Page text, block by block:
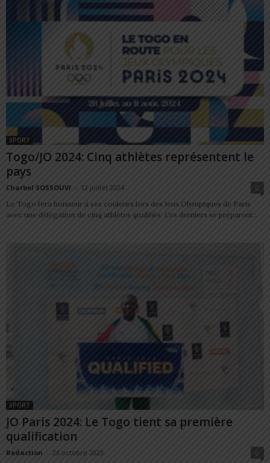
SPORT
Togo/JO 2024: Cinq athlètes représentent le
pays
Charbel SOSSOUVI - 12 juillet 2024
0
Le Togo fera honneur à ses couleurs lors des Jeux Olympiques de Paris
avec une délégation de cinq athlètes qualifiés. Ces derniers se préparent...
SPORT
JO Paris 2024: Le Togo tient sa première
qualification
Redaction - 26 octobre 2023
0